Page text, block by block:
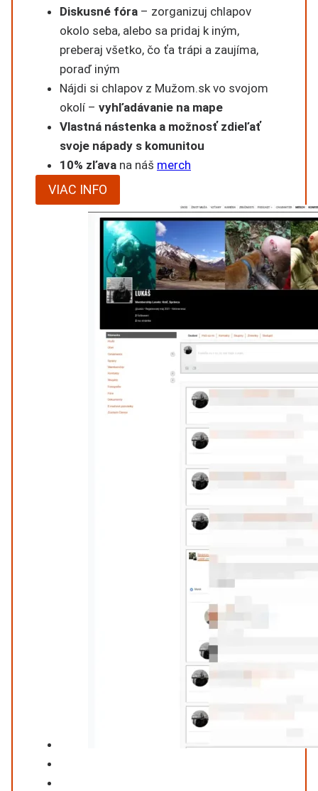
Diskusné fóra – zorganizuj chlapov
okolo seba, alebo sa pridaj k iným,
preberaj všetko, čo ťa trápi a zaujíma,
poraď iným
Nájdi si chlapov z Mužom.sk vo svojom
okolí – vyhľadávanie na mape
Vlastná nástenka a možnosť zdieľať
svoje nápady s komunitou
10% zľava na náš merch
VIAC INFO